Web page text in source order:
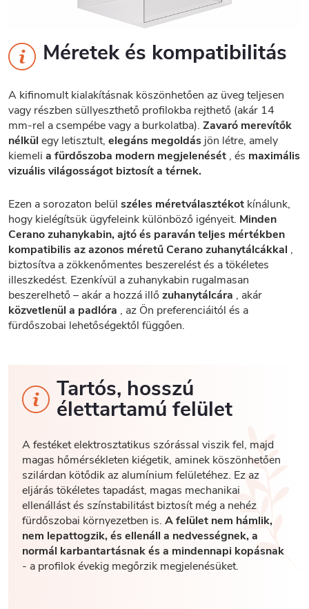
Méretek és kompatibilitás
A kifinomult kialakításnak köszönhetően az üveg teljesen
vagy részben süllyeszthető profilokba rejthető (akár 14
mm-rel a csempébe vagy a burkolatba). Zavaró merevítők
nélkül egy letisztult, elegáns megoldás jön létre, amely
kiemeli a fürdőszoba modern megjelenését , és maximális
vizuális világosságot biztosít a térnek.
Ezen a sorozaton belül széles méretválasztékot kínálunk,
hogy kielégítsük ügyfeleink különböző igényeit. Minden
Cerano zuhanykabin, ajtó és paraván teljes mértékben
kompatibilis az azonos méretű Cerano zuhanytálcákkal ,
biztosítva a zökkenőmentes beszerelést és a tökéletes
illeszkedést. Ezenkívül a zuhanykabin rugalmasan
beszerelhető – akár a hozzá illő zuhanytálcára , akár
közvetlenül a padlóra , az Ön preferenciáitól és a
fürdőszobai lehetőségektől függően.
Tartós, hosszú
élettartamú felület
A festéket elektrosztatikus szórással viszik fel, majd
magas hőmérsékleten kiégetik, aminek köszönhetően
szilárdan kötődik az alumínium felületéhez. Ez az
eljárás tökéletes tapadást, magas mechanikai
ellenállást és színstabilitást biztosít még a nehéz
fürdőszobai környezetben is. A felület nem hámlik,
nem lepattogzik, és ellenáll a nedvességnek, a
normál karbantartásnak és a mindennapi kopásnak
- a profilok évekig megőrzik megjelenésüket.